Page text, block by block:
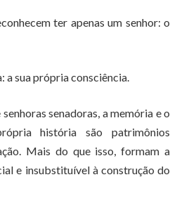
ter apenas um senhor: o
a sua própria consciência.
senadoras, a memória e o
história são patrimônios
Mais do que isso, formam a
e insubstituível à construção do